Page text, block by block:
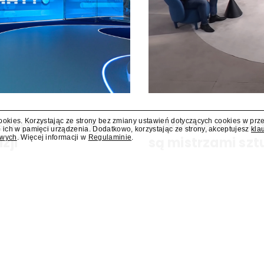
TVN 24 był
Wabienie do
Korzystając ze strony bez zmiany ustawień dotyczących cookies w
w pamięci urządzenia. Dodatkowo, korzystając ze strony, akceptujesz
. Więcej informacji w Regulaminie.